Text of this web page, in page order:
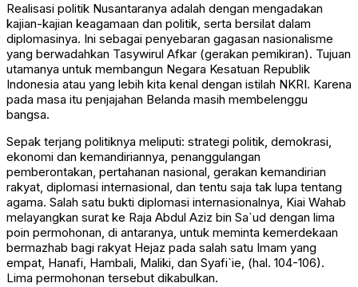
Realisasi politik Nusantaranya adalah dengan mengadakan
kajian-kajian keagamaan dan politik, serta bersilat dalam
diplomasinya. Ini sebagai penyebaran gagasan nasionalisme
yang berwadahkan Tasywirul Afkar (gerakan pemikiran). Tujuan
utamanya untuk membangun Negara Kesatuan Republik
Indonesia atau yang lebih kita kenal dengan istilah NKRI. Karena
pada masa itu penjajahan Belanda masih membelenggu
bangsa.
Sepak terjang politiknya meliputi: strategi politik, demokrasi,
ekonomi dan kemandiriannya, penanggulangan
pemberontakan, pertahanan nasional, gerakan kemandirian
rakyat, diplomasi internasional, dan tentu saja tak lupa tentang
agama. Salah satu bukti diplomasi internasionalnya, Kiai Wahab
melayangkan surat ke Raja Abdul Aziz bin Sa`ud dengan lima
poin permohonan, di antaranya, untuk meminta kemerdekaan
bermazhab bagi rakyat Hejaz pada salah satu Imam yang
empat, Hanafi, Hambali, Maliki, dan Syafi`ie, (hal. 104-106).
Lima permohonan tersebut dikabulkan.